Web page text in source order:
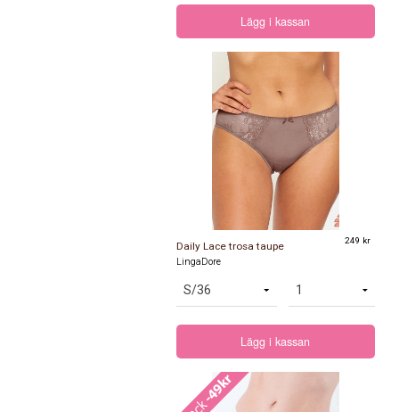
Lägg i kassan
Daily Lace trosa taupe 249 kr
LingaDore
Lägg i kassan